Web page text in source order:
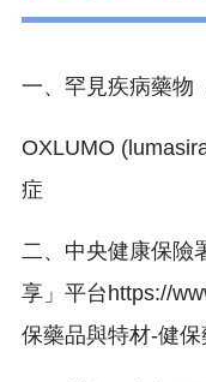
一、罕見疾病藥物
OXLUMO
症
二、中央健康保險
享」平台https://
保藥品與特材-健